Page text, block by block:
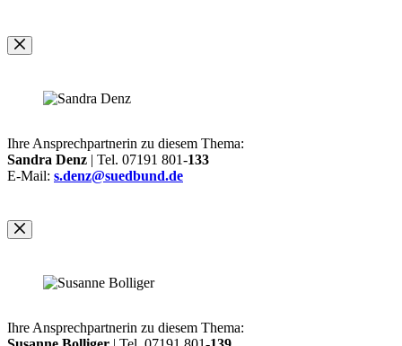
Ihre Ansprechpartnerin zu diesem Thema:
Sandra Denz | Tel. 07191 801-133
E-Mail: s.denz@suedbund.de
Ihre Ansprechpartnerin zu diesem Thema: